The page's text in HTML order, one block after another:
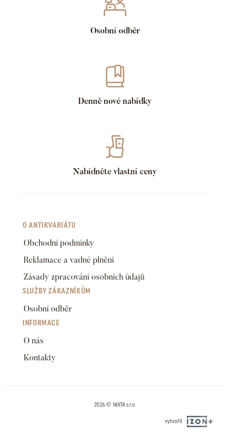
Osobní odběr
Denně nové nabídky
Nabídněte vlastní ceny
O ANTIKVARIÁTU
Obchodní podmínky
Reklamace a vadné plnění
Zásady zpracování osobních údajů
SLUŽBY ZÁKAZNÍKŮM
Osobní odběr
INFORMACE
O nás
Kontakty
2026 © NIXTA s.r.o.
vytvořil